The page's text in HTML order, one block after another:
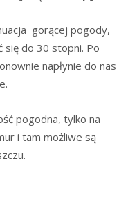
gorącej pogody,
się do 30 stopni. Po
napłynie do nas
pogodna, tylko na
i tam możliwe są